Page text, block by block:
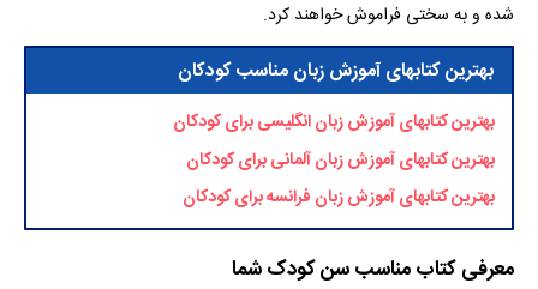
شده و به سختی فراموش خواهند کرد.
بهترین کتابهای آموزش زبان مناسب کودکان
بهترین کتابهای آموزش زبان انگلیسی برای کودکان
بهترین کتابهای آموزش زبان آلمانی برای کودکان
بهترین کتابهای آموزش زبان فرانسه برای کودکان
معرفی کتاب مناسب سن کودک شما